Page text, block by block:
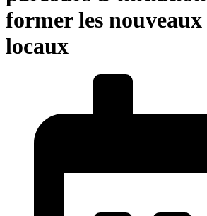
former les nouveaux
locaux